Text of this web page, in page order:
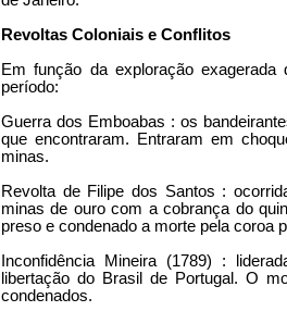
Revoltas Coloniais e Conflitos
Em função da exploração
período:
Guerra dos Emboabas : os
que encontraram. Entraram em
minas.
Revolta de Filipe dos Santos :
minas de ouro com a cobrança do
preso e condenado a morte pela coroa
Inconfidência Mineira (1789) :
libertação do Brasil de Portugal. O
condenados.